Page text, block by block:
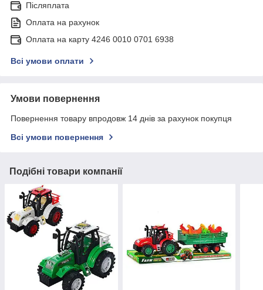
Післяплата
Оплата на рахунок
Оплата на карту 4246 0010 0701 6938
Всі умови оплати
Умови повернення
Повернення товару впродовж 14 днів за рахунок покупця
Всі умови повернення
Подібні товари компанії